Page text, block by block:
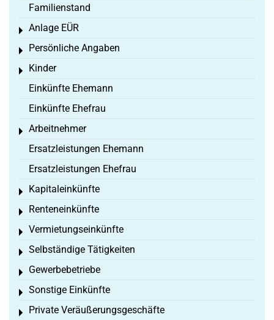
Familienstand
Anlage EÜR
Toggle menu
Persönliche Angaben
Toggle menu
Kinder
Toggle menu
Einkünfte Ehemann
Einkünfte Ehefrau
Arbeitnehmer
Toggle menu
Ersatzleistungen Ehemann
Ersatzleistungen Ehefrau
Kapitaleinkünfte
Toggle menu
Renteneinkünfte
Toggle menu
Vermietungseinkünfte
Toggle menu
Selbständige Tätigkeiten
Toggle menu
Gewerbebetriebe
Toggle menu
Sonstige Einkünfte
Toggle menu
Private Veräußerungsgeschäfte
Toggle menu